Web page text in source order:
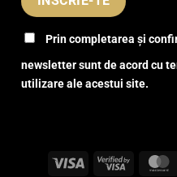
Prin completarea și
newsletter sunt de acord cu
utilizare ale acestui site.
Visa
Visa